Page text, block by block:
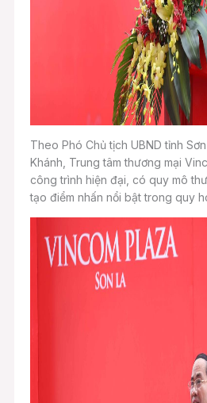
Theo Phó Chủ tịch UBND tỉnh
Khánh, Trung tâm thương mại
công trình hiện đại, có quy mô
tạo điểm nhấn nổi bật trong quy